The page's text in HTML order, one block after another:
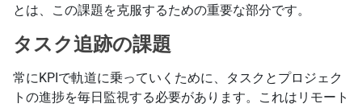
とは、この課題を克服するための重要な部分です。
タスク追跡の課題
常にKPIで軌道に乗っていくために、タスクとプロジェク
トの進捗を毎日監視する必要があります。これはリモート